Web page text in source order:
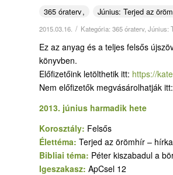
365 óraterv Június: Terjed az
2015.03.16. / Kategória: 365 óraterv, Június:
Ez az anyag és a teljes felsős
könyvben.
Előfizetőink letölthetik itt: https://
Nem előfizetők megvásárolhatják itt:
2013. június harmadik hete
Korosztály: Felsős
Élettéma: Terjed az örömhír –
Bibliai téma: Péter kiszabadul a
Igeszakasz: ApCsel 12